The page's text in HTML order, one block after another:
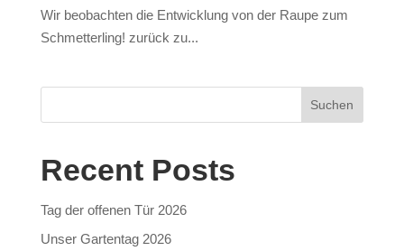
Wir beobachten die Entwicklung von der Raupe zum
Schmetterling! zurück zu...
Suchen
Recent Posts
Tag der offenen Tür 2026
Unser Gartentag 2026